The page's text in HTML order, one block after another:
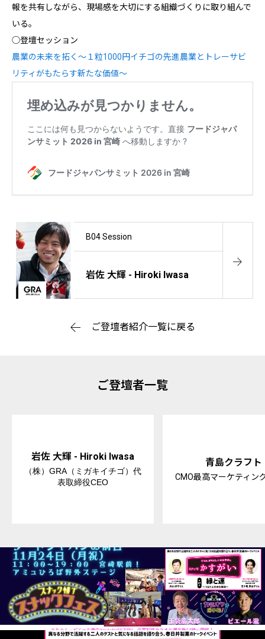
報を共有しながら、現場感を大切にする組織づくりに取り組んで
いる。
◯登壇セッション
農業の未来を拓く〜１粒1000円イチゴの先進農業とトレーサビ
リティがもたらす新たな価値〜
岩佐 大輝 - Hiroki Iwasa
B04 Session
ご登壇者紹介一覧に戻る
ご登壇者一覧
岩佐 大輝 - Hiroki Iwasa
（株）GRA（ミガキイチゴ）代
表取締役CEO
青島クラフト
CMO最高マーケティン